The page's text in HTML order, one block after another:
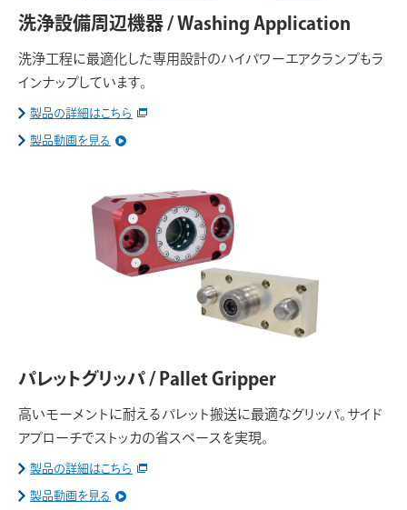
洗浄設備周辺機器 / Washing Application
洗浄工程に最適化した専用設計のハイパワーエアクランプもラ
インナップしています。
製品の詳細はこちら
製品動画を見る
パレットグリッパ / Pallet Gripper
高いモーメントに耐えるパレット搬送に最適なグリッパ。サイド
アプローチでストッカの省スペースを実現。
製品の詳細はこちら
製品動画を見る